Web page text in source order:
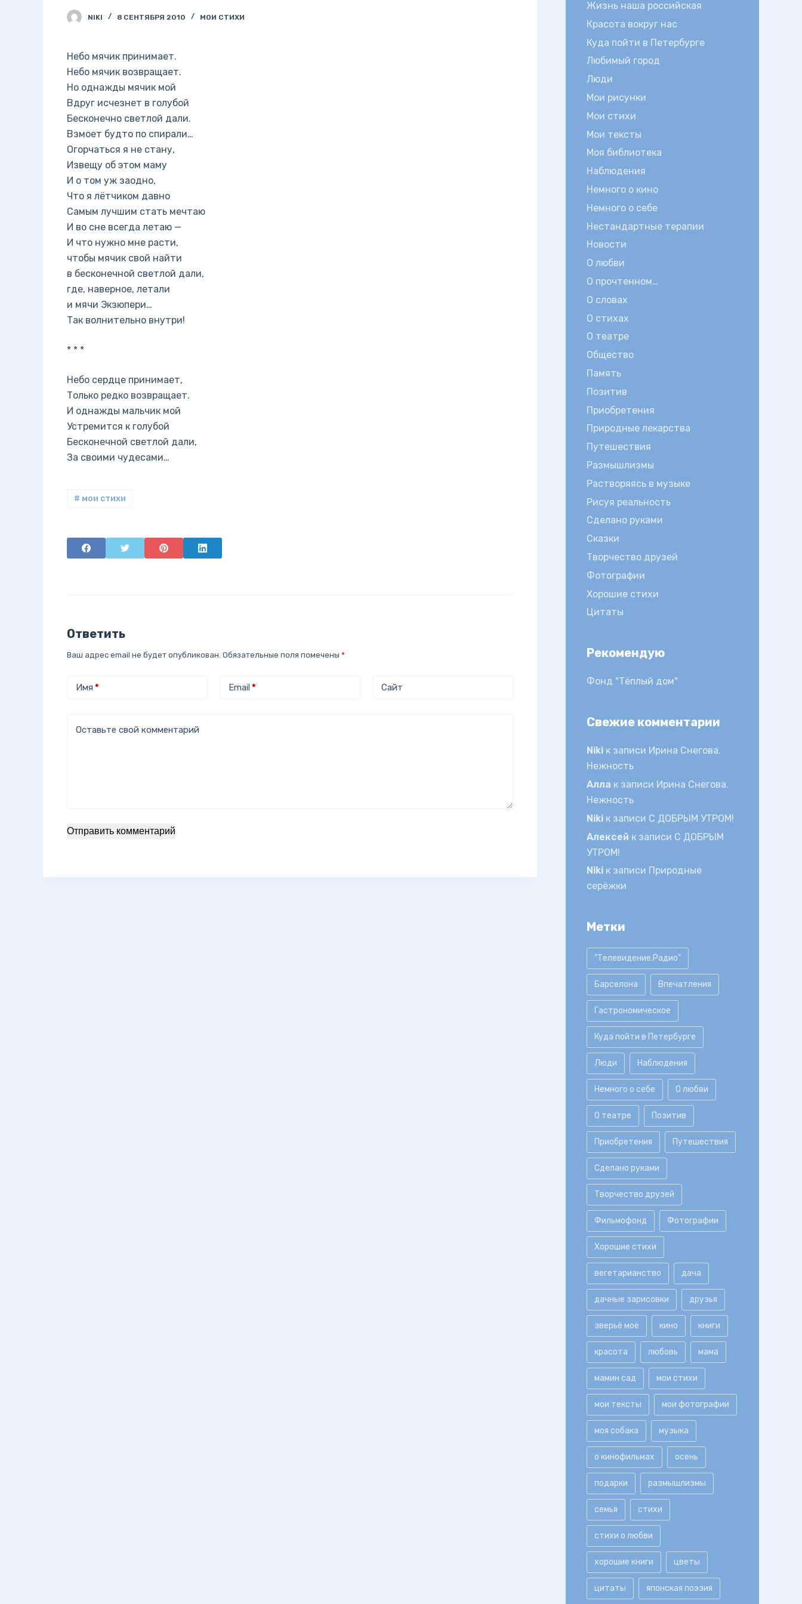
NIKI 8 СЕНТЯБРЯ 2010 МОИ СТИХИ
Небо мячик принимает.
Небо мячик возвращает.
Но однажды мячик мой
Вдруг исчезнет в голубой
Бесконечно светлой дали.
Взмоет будто по спирали…
Огорчаться я не стану,
Извещу об этом маму
И о том уж заодно,
Что я лётчиком давно
Самым лучшим стать мечтаю
И во сне всегда летаю —
И что нужно мне расти,
чтобы мячик свой найти
в бесконечной светлой дали,
где, наверное, летали
и мячи Экзюпери…
Так волнительно внутри!
* * *
Небо сердце принимает,
Только редко возвращает.
И однажды мальчик мой
Устремится к голубой
Бесконечной светлой дали,
За своими чудесами…
# мои стихи
Ответить
Ваш адрес email не будет опубликован. Обязательные поля помечены *
Имя * Email * Сайт
Оставьте свой комментарий
Отправить комментарий
Жизнь наша российская
Красота вокруг нас
Куда пойти в Петербурге
Любимый город
Люди
Мои рисунки
Мои стихи
Мои тексты
Моя библиотека
Наблюдения
Немного о кино
Немного о себе
Нестандартные терапии
Новости
О любви
О прочтенном…
О словах
О стихах
О театре
Общество
Память
Позитив
Приобретения
Природные лекарства
Путешествия
Размышлизмы
Растворяясь в музыке
Рисуя реальность
Сделано руками
Сказки
Творчество друзей
Фотографии
Хорошие стихи
Цитаты
Рекомендую
Фонд "Тёплый дом"
Свежие комментарии
Niki к записи Ирина Снегова.
Нежность
Алла к записи Ирина Снегова.
Нежность
Niki к записи С ДОБРЫМ УТРОМ!
Алексей к записи С ДОБРЫМ
УТРОМ!
Niki к записи Природные
серёжки
Метки
"Телевидение.Радио"
Барселона Впечатления
Гастрономическое
Куда пойти в Петербурге
Люди Наблюдения
Немного о себе О любви
О театре Позитив
Приобретения Путешествия
Сделано руками
Творчество друзей
Фильмофонд Фотографии
Хорошие стихи
вегетарианство дача
дачные зарисовки друзья
зверьё моё кино книги
красота любовь мама
мамин сад мои стихи
мои тексты мои фотографии
моя собака музыка
о кинофильмах осень
подарки размышлизмы
семья стихи
стихи о любви
хорошие книги цветы
цитаты японская поэзия